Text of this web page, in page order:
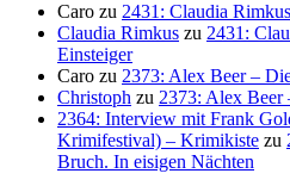
Caro zu 2431: Claudia
Claudia Rimkus zu 2431:
Einsteiger
Caro zu 2373: Alex Beer –
Christoph zu 2373: Alex Beer
2364: Interview mit Frank
Krimifestival) – Krimikiste zu
Bruch. In eisigen Nächten